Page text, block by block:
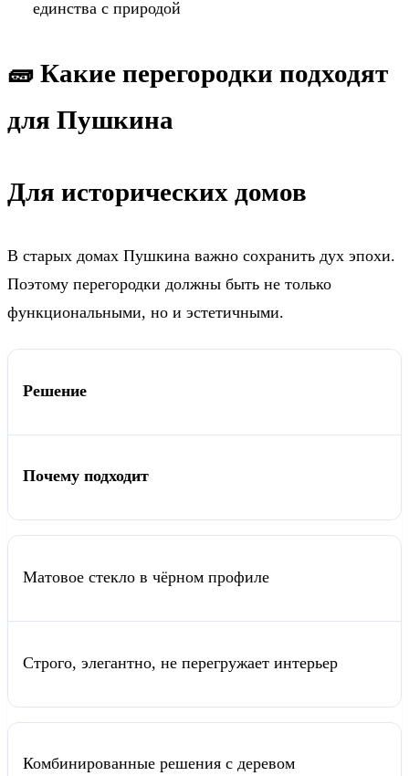
единства с природой
🧱 Какие перегородки подходят
для Пушкина
Для исторических домов
В старых домах Пушкина важно сохранить дух эпохи.
Поэтому перегородки должны быть не только
функциональными, но и эстетичными.
Решение
Почему подходит
Матовое стекло в чёрном профиле
Строго, элегантно, не перегружает интерьер
Комбинированные решения с деревом